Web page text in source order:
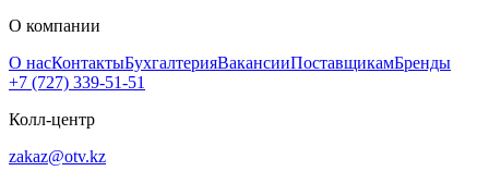
О компании
О насКонтактыБухгалтерияВакансииПоставщикамБренды
+7 (727) 339-51-51
Колл-центр
zakaz@otv.kz